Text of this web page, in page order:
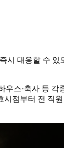
시 대응할 수 있
스·축사 등 각
시점부터 전 직